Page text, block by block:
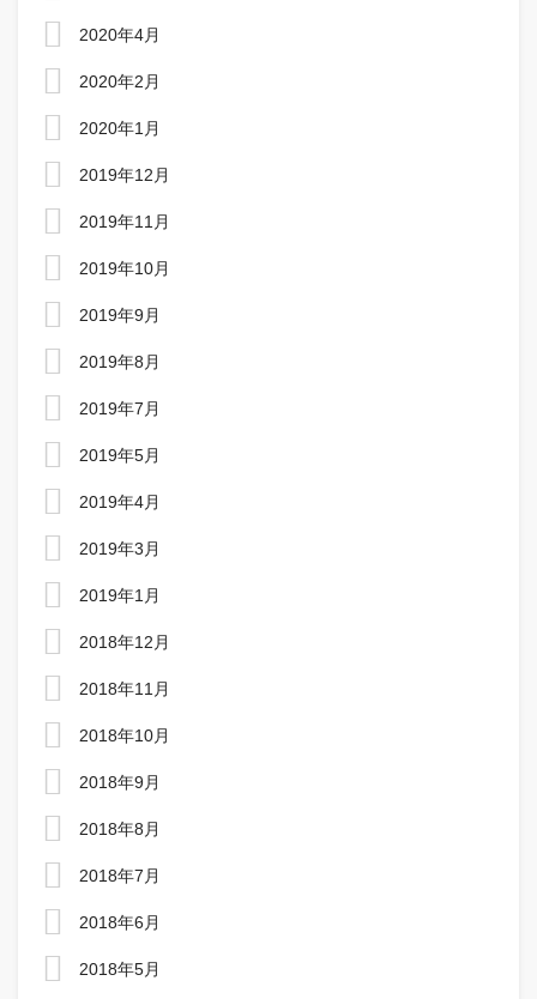
2020年4月
2020年2月
2020年1月
2019年12月
2019年11月
2019年10月
2019年9月
2019年8月
2019年7月
2019年5月
2019年4月
2019年3月
2019年1月
2018年12月
2018年11月
2018年10月
2018年9月
2018年8月
2018年7月
2018年6月
2018年5月